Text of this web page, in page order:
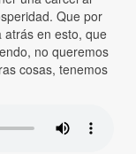
Que por
en esto, que
no queremos
cosas, tenemos